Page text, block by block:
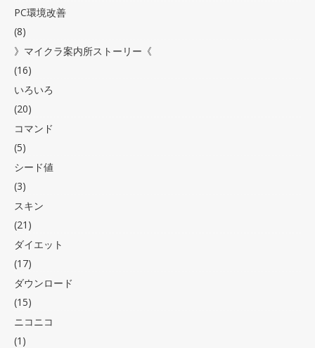
PC環境改善
(8)
》マイクラ案内所ストーリー《
(16)
いろいろ
(20)
コマンド
(5)
シード値
(3)
スキン
(21)
ダイエット
(17)
ダウンロード
(15)
ニコニコ
(1)